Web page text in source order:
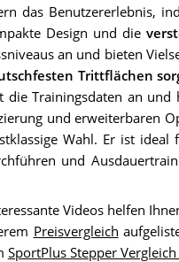
das Benutzererlebnis,
Design und die
an und bieten
Trittflächen
Trainingsdaten an und
und erweiterbaren
Wahl. Er ist ideal
und
Videos helfen
Preisvergleich
SportPlus Stepper